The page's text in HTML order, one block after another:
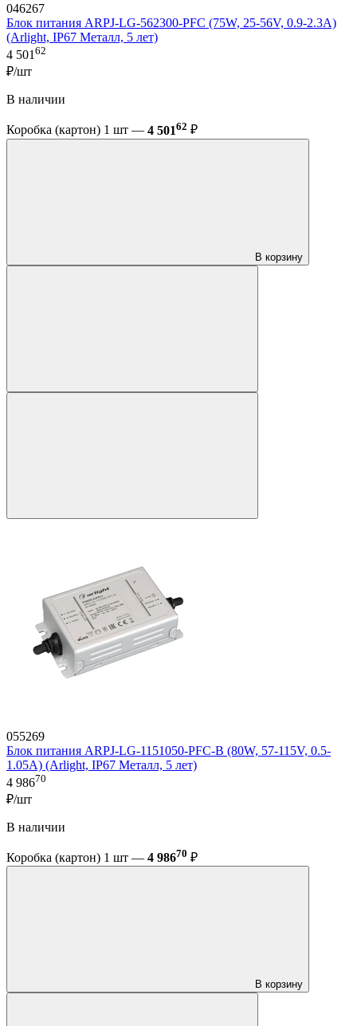
046267
Блок питания ARPJ-LG-562300-PFC (75W, 25-56V, 0.9-2.3A)
(Arlight, IP67 Металл, 5 лет)
4 50162
₽/шт
В наличии
Коробка (картон) 1 шт — 4 50162 ₽
В корзину
055269
Блок питания ARPJ-LG-1151050-PFC-B (80W, 57-115V, 0.5-
1.05A) (Arlight, IP67 Металл, 5 лет)
4 98670
₽/шт
В наличии
Коробка (картон) 1 шт — 4 98670 ₽
В корзину